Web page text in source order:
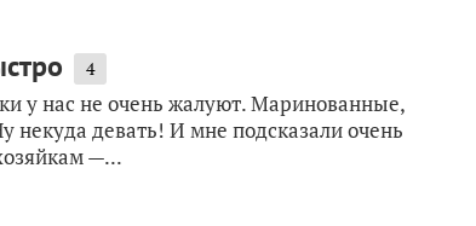
4
у нас не очень жалуют. Маринованные,
некуда девать! И мне подсказали очень
—...